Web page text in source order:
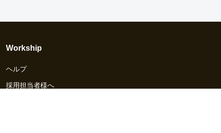
Workship
ヘルプ
採用担当者様へ